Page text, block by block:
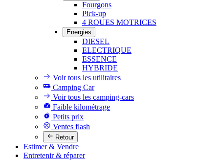
Fourgons
Pick-up
4 ROUES MOTRICES
Energies
DIESEL
ELECTRIQUE
ESSENCE
HYBRIDE
Voir tous les utilitaires
Camping Car
Voir tous les camping-cars
Faible kilométrage
Petits prix
Ventes flash
Retour
Estimer & Vendre
Entretenir & réparer